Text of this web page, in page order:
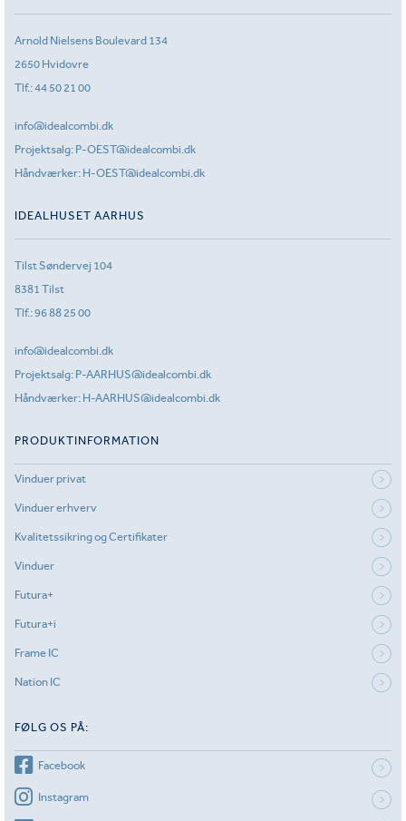
Arnold Nielsens Boulevard 134
2650 Hvidovre
Tlf.:44 50 21 00
info@idealcombi.dk
Projektsalg: P-OEST@idealcombi.dk
Håndværker: H-OEST@idealcombi.dk
IDEALHUSET AARHUS
Tilst Søndervej 104
8381 Tilst
Tlf.:96 88 25 00
info@idealcombi.dk
Projektsalg: P-AARHUS@idealcombi.dk
Håndværker: H-AARHUS@idealcombi.dk
PRODUKTINFORMATION
Vinduer privat
Vinduer erhverv
Kvalitetssikring og Certifikater
Vinduer
Futura+
Futura+i
Frame IC
Nation IC
FØLG OS PÅ:
Facebook
Instagram